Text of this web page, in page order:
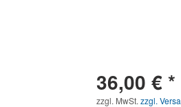
36,00 € *
zzgl. MwSt.zzgl.